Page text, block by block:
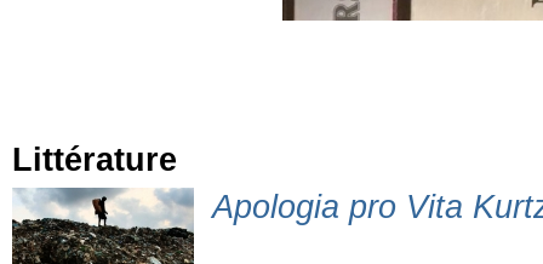
Littérature
Apologia pro Vita